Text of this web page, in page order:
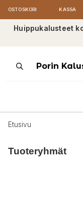
OSTOSKORI KASSA
Huippukalusteet
ProductsPorin
Etusivu
Tuoteryhmät